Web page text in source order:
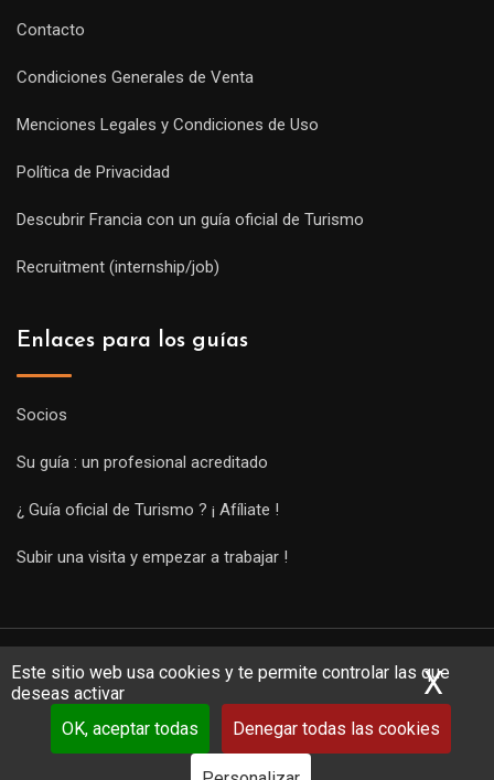
Este sitio web usa cookies y te permite controlar las que
deseas activar
OK, aceptar todas
Denegar todas las cookies
X
Contacto
Condiciones Generales de Venta
Menciones Legales y Condiciones de Uso
Política de Privacidad
Descubrir Francia con un guía oficial de Turismo
Recruitment (internship/job)
Enlaces para los guías
Socios
Su guía : un profesional acreditado
¿ Guía oficial de Turismo ? ¡ Afíliate !
Subir una visita y empezar a trabajar !
Copyright Guides 2021. Tous droits réservés.
Développement
web sur mesurepar iSoluce